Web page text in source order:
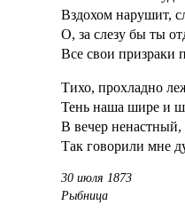
Вздохом нарушит,
О, за слезу бы ты
Все свои призраки
Тихо, прохладно
Тень наша шире и
В вечер ненастный,
Так говорили мне
30 июля 1873
Рыбница